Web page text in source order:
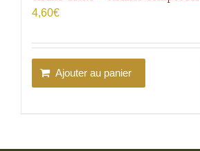
4,60€
Ajouter au panier